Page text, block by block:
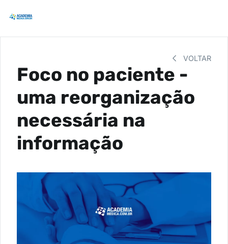
VOLTAR
Foco no paciente -
uma reorganização
necessária na
informação